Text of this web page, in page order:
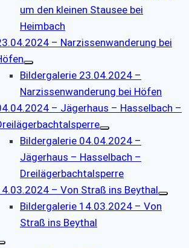
um den kleinen Stausee bei
Heimbach
– Narzissenwanderung bei
Bildergalerie 23.04.2024 –
Narzissenwanderung bei Höfen
– Jägerhaus – Hasselbach –
Bildergalerie 04.04.2024 –
Jägerhaus – Hasselbach –
Dreilägerbachtalsperre
– Von Straß ins Beythal
Bildergalerie 14.03.2024 – Von
Straß ins Beythal